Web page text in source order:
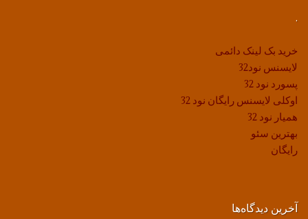
.
خرید بک لینک دائمی
لایسنس نود32
پسورد نود 32
اوکلی لایسنس رایگان نود 32
همیار نود 32
بهترین سئو
رایگان
آخرین دیدگاه‌ها